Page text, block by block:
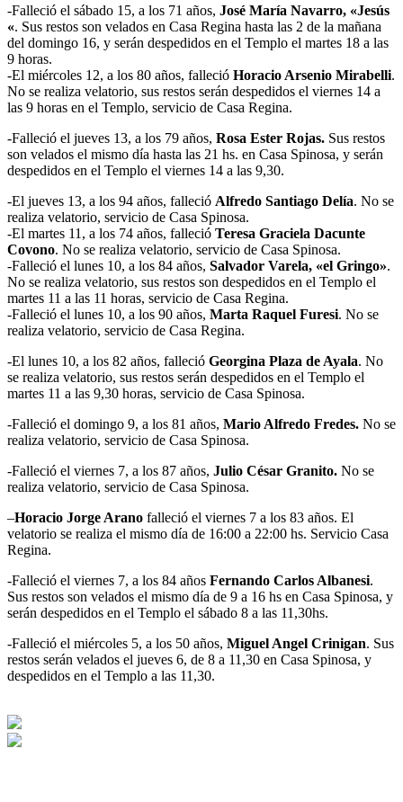
-Falleció el sábado 15, a los 71 años, José María Navarro, «Jesús
«. Sus restos son velados en Casa Regina hasta las 2 de la mañana
del domingo 16, y serán despedidos en el Templo el martes 18 a las
9 horas.
-El miércoles 12, a los 80 años, falleció Horacio Arsenio Mirabelli.
No se realiza velatorio, sus restos serán despedidos el viernes 14 a
las 9 horas en el Templo, servicio de Casa Regina.
-Falleció el jueves 13, a los 79 años, Rosa Ester Rojas. Sus restos
son velados el mismo día hasta las 21 hs. en Casa Spinosa, y serán
despedidos en el Templo el viernes 14 a las 9,30.
-El jueves 13, a los 94 años, falleció Alfredo Santiago Delía. No se
realiza velatorio, servicio de Casa Spinosa.
-El martes 11, a los 74 años, falleció Teresa Graciela Dacunte
Covono. No se realiza velatorio, servicio de Casa Spinosa.
-Falleció el lunes 10, a los 84 años, Salvador Varela, «el Gringo».
No se realiza velatorio, sus restos son despedidos en el Templo el
martes 11 a las 11 horas, servicio de Casa Regina.
-Falleció el lunes 10, a los 90 años, Marta Raquel Furesi. No se
realiza velatorio, servicio de Casa Regina.
-El lunes 10, a los 82 años, falleció Georgina Plaza de Ayala. No
se realiza velatorio, sus restos serán despedidos en el Templo el
martes 11 a las 9,30 horas, servicio de Casa Spinosa.
-Falleció el domingo 9, a los 81 años, Mario Alfredo Fredes. No se
realiza velatorio, servicio de Casa Spinosa.
-Falleció el viernes 7, a los 87 años, Julio César Granito. No se
realiza velatorio, servicio de Casa Spinosa.
–Horacio Jorge Arano falleció el viernes 7 a los 83 años. El
velatorio se realiza el mismo día de 16:00 a 22:00 hs. Servicio Casa
Regina.
-Falleció el viernes 7, a los 84 años Fernando Carlos Albanesi.
Sus restos son velados el mismo día de 9 a 16 hs en Casa Spinosa, y
serán despedidos en el Templo el sábado 8 a las 11,30hs.
-Falleció el miércoles 5, a los 50 años, Miguel Angel Crinigan. Sus
restos serán velados el jueves 6, de 8 a 11,30 en Casa Spinosa, y
despedidos en el Templo a las 11,30.